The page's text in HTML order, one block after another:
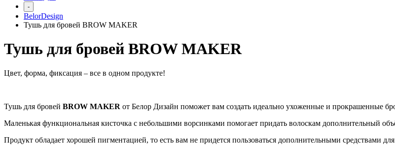
-
BelorDesign
Тушь для бровей BROW MAKER
Тушь для бровей BROW MAKER
Цвет, форма, фиксация – все в одном продукте!
Тушь для бровей BROW MAKER от Белор Дизайн поможет вам создать идеально ухоженные и прокрашенные
Маленькая функциональная кисточка с небольшими ворсинками помогает придать волоскам дополнительный
Продукт обладает хорошей пигментацией, то есть вам не придется пользоваться дополнительными средствами